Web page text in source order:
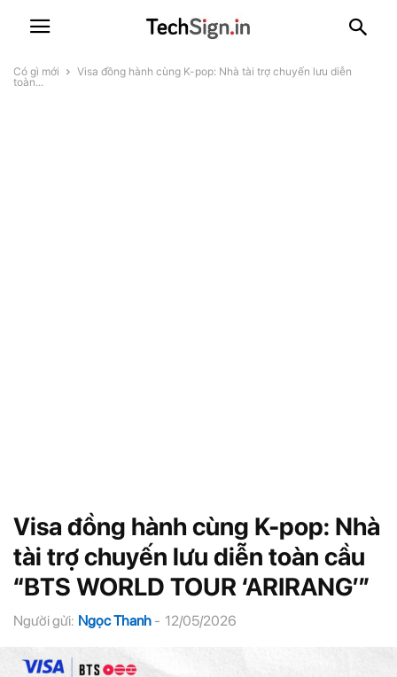
Có gì mới
Visa đồng hành cùng K-pop: Nhà tài trợ chuyến lưu diễn
toàn...
Visa đồng hành cùng K-pop: Nhà
tài trợ chuyến lưu diễn toàn cầu
“BTS WORLD TOUR ‘ARIRANG’”
Người gửi: Ngọc Thanh - 12/05/2026